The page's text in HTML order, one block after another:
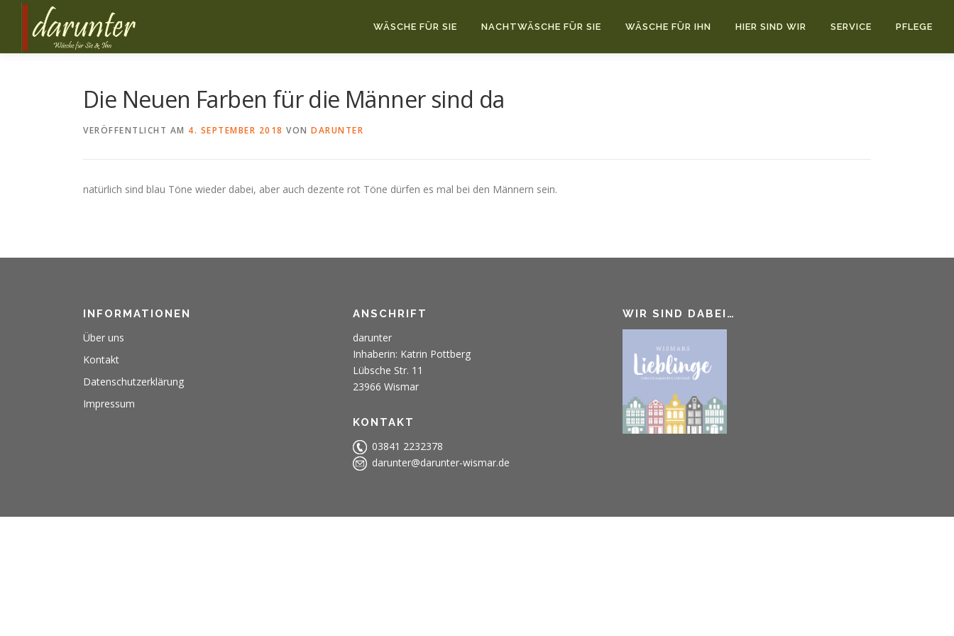
springen
WÄSCHE FÜR SIE NACHTWÄSCHE FÜR SIE WÄSCHE FÜR IHN HIER SIND WIR SERVICE PFLEGE
Die Neuen Farben für die Männer sind da
VERÖFFENTLICHT AM 4. SEPTEMBER 2018 VON DARUNTER
natürlich sind blau Töne wieder dabei, aber auch dezente rot Töne dürfen es mal bei den Männern sein.
INFORMATIONEN
Über uns
Kontakt
Datenschutzerklärung
Impressum
ANSCHRIFT
darunter
Inhaberin: Katrin Pottberg
Lübsche Str. 11
23966 Wismar
KONTAKT
03841 2232378
darunter@darunter-wismar.de
WIR SIND DABEI…